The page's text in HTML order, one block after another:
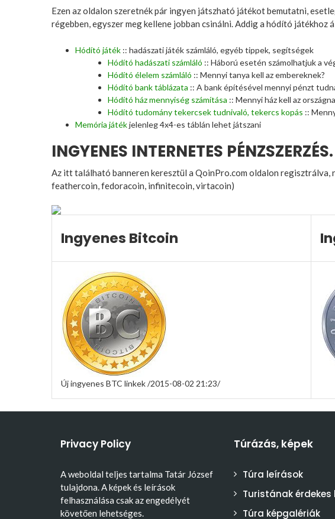
Ezen az oldalon szeretnék pár ingyen játszható játékot bemutatni,
régebben, egyszer meg kellene jobban csinálni. Addig a hódító játékhoz
Hódító játék :: hadászati játék számláló, egyéb tippek, segítségek
Hódító hadászati számláló :: Háború esetén számolhatjuk a
Hódító élelem számláló :: Mennyi tanya kell az embereknek?
Hódító bank táblázata :: A bank építésével mennyi pénzt
Hódító ház mennyiség számítása :: Mennyi ház kell az
Hódító tudomány tekercsek tudnivaló, tekercs kopás ::
Memória játékjelenleg 4x4-es táblán lehet játszani
INGYENES INTERNETES
Az itt található banneren keresztül a QoinPro.com oldalon
feathercoin, fedoracoin, infinitecoin, virtacoin)
Ingyenes Bitcoin
Új ingyenes BTC linkek /2015-08-02 21:23/
Privacy Policy
A weboldal teljes tartalma Tatár József
tulajdona. A képek és leírások
felhasználása csak az engedélyét
követően lehetséges.
Túrázás, képek
Túra leírások
Turistának érdekes
Túra képgalériák